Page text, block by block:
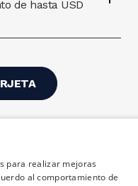
de hasta USD
(02) 298 1300
para realizar mejoras
al comportamiento de